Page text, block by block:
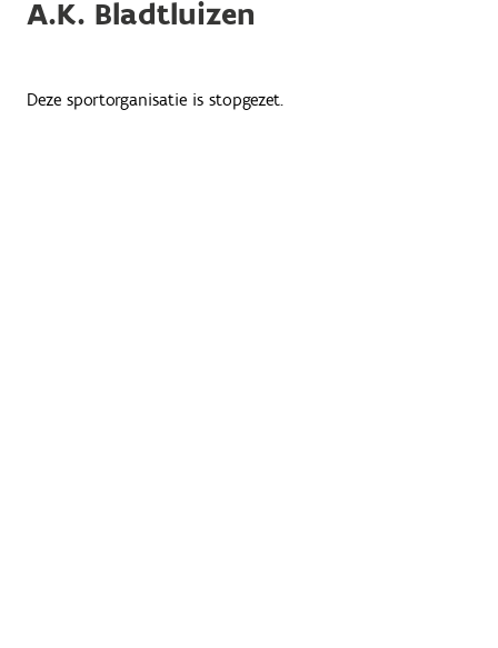
A.K. Bladtluizen
Deze sportorganisatie is stopgezet.